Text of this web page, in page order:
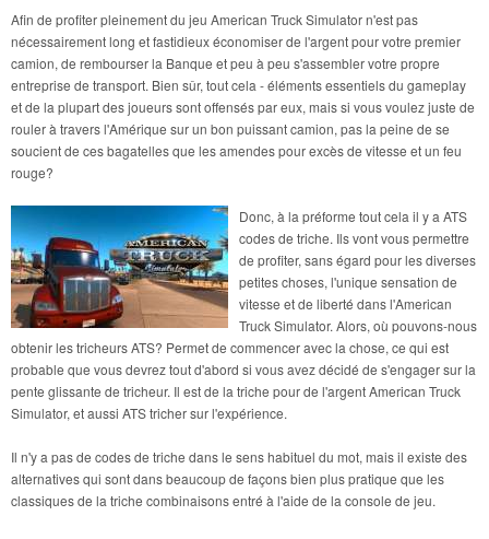
Afin de profiter pleinement du jeu American Truck Simulator n'est pas
nécessairement long et fastidieux économiser de l'argent pour votre premier
camion, de rembourser la Banque et peu à peu s'assembler votre propre
entreprise de transport. Bien sûr, tout cela - éléments essentiels du gameplay
et de la plupart des joueurs sont offensés par eux, mais si vous voulez juste de
rouler à travers l'Amérique sur un bon puissant camion, pas la peine de se
soucient de ces bagatelles que les amendes pour excès de vitesse et un feu
rouge?
Donc, à la préforme tout cela il y a ATS
codes de triche. Ils vont vous permettre
de profiter, sans égard pour les diverses
petites choses, l'unique sensation de
vitesse et de liberté dans l'American
Truck Simulator. Alors, où pouvons-nous
obtenir les tricheurs ATS? Permet de commencer avec la chose, ce qui est
probable que vous devrez tout d'abord si vous avez décidé de s'engager sur la
pente glissante de tricheur. Il est de la triche pour de l'argent American Truck
Simulator, et aussi ATS tricher sur l'expérience.
Il n'y a pas de codes de triche dans le sens habituel du mot, mais il existe des
alternatives qui sont dans beaucoup de façons bien plus pratique que les
classiques de la triche combinaisons entré à l'aide de la console de jeu.